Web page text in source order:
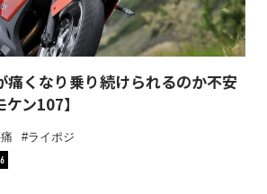
痛くなり乗り続けられるのか不安
ン107】
ライポジ